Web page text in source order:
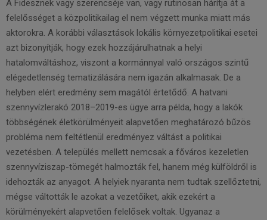
A Fidesznek vagy szerencséje van, vagy rutinosan hárítja át a
felelősséget a közpolitikailag el nem végzett munka miatt más
aktorokra. A korábbi választások lokális környezetpolitikai esetei
azt bizonyítják, hogy ezek hozzájárulhatnak a helyi
hatalomváltáshoz, viszont a kormánnyal való országos szintű
elégedetlenség tematizálására nem igazán alkalmasak. De a
helyben elért eredmény sem magától értetődő. A hatvani
szennyvízlerakó 2018–2019-es ügye arra példa, hogy a lakók
többségének életkörülményeit alapvetően meghatározó bűzös
probléma nem feltétlenül eredményez váltást a politikai
vezetésben. A település mellett nemcsak a főváros kezeletlen
szennyvíziszap-tömegét halmozták fel, hanem még külföldről is
idehozták az anyagot. A helyiek nyaranta nem tudtak szellőztetni,
mégse váltották le azokat a vezetőiket, akik ezekért a
körülményekért alapvetően felelősek voltak. Ugyanaz a